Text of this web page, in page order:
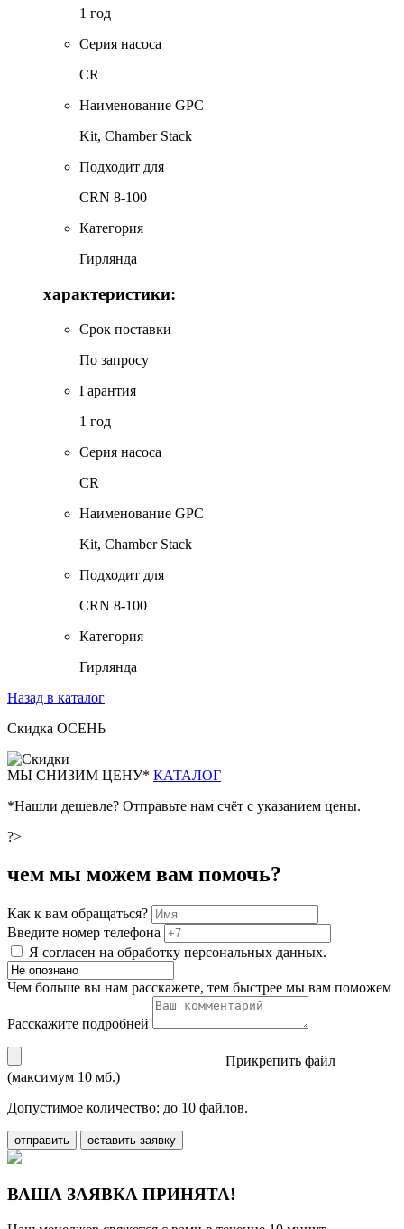
1 год
Серия насоса
CR
Наименование GPC
Kit, Chamber Stack
Подходит для
CRN 8-100
Категория
Гирлянда
характеристики:
Срок поставки
По запросу
Гарантия
1 год
Серия насоса
CR
Наименование GPC
Kit, Chamber Stack
Подходит для
CRN 8-100
Категория
Гирлянда
Назад в каталог
Скидка ОСЕНЬ
МЫ СНИЗИМ ЦЕНУ* КАТАЛОГ
*Нашли дешевле? Отправьте нам счёт с указанием цены.
?>
чем мы можем вам помочь?
Как к вам обращаться?
Введите номер телефона
Я согласен на обработку персональных данных.
Чем больше вы нам расскажете, тем быстрее мы вам поможем
Расскажите подробней
Прикрепить файл
(максимум 10 мб.)
Допустимое количество: до 10 файлов.
отправить оставить заявку
ВАША ЗАЯВКА ПРИНЯТА!